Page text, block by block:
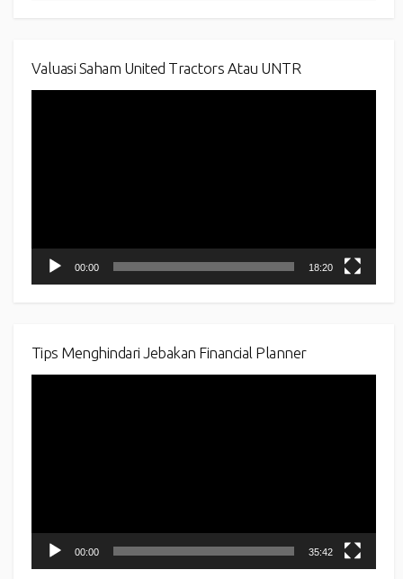
Valuasi Saham United Tractors Atau UNTR
00:00 18:20
Tips Menghindari Jebakan Financial Planner
00:00 35:42